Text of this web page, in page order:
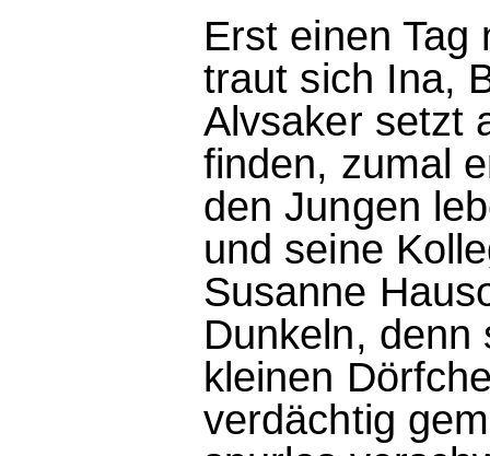
Erst einen Tag
traut sich Ina,
Alvsaker setzt
finden, zumal
den Jungen
und seine
Susanne
Dunkeln, denn
kleinen
verdächtig